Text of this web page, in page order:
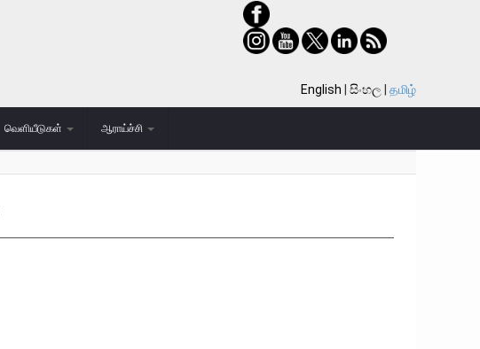
English සිංහල தமிழ்
வெளியீடுகள் ஆராய்ச்சி